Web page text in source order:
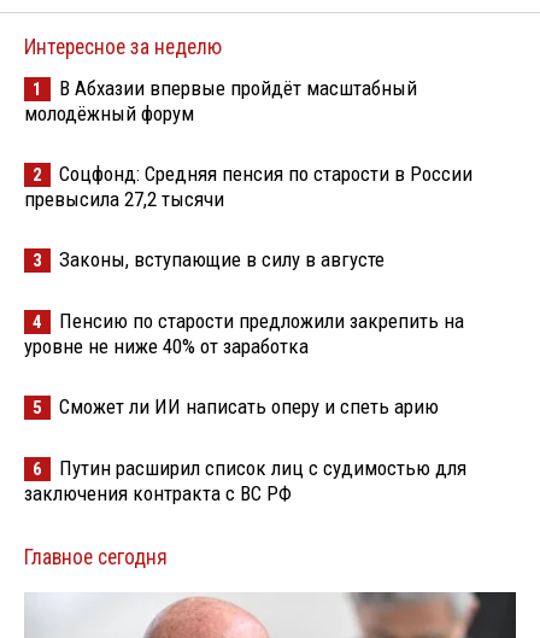
Интересное за неделю
1
В Абхазии впервые пройдёт масштабный
молодёжный форум
2
Соцфонд: Средняя пенсия по старости в России
превысила 27,2 тысячи
3 Законы, вступающие в силу в августе
4
Пенсию по старости предложили закрепить на
уровне не ниже 40% от заработка
5 Сможет ли ИИ написать оперу и спеть арию
6
Путин расширил список лиц с судимостью для
заключения контракта с ВС РФ
Главное сегодня